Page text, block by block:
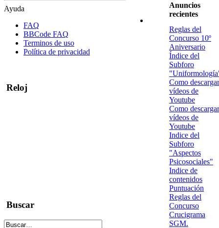
Ayuda
FAQ
BBCode FAQ
Terminos de uso
Política de privacidad
Reloj
Buscar
Anuncios
recientes
Reglas del
Concurso 10º
Aniversario
Índice del
Subforo
Como descargar
vídeos de
Youtube
Como descargar
vídeos de
Youtube
Indice del
Subforo
"Aspectos
Psicosociales"
Indice de
contenidos
Puntuación
Reglas del
Concurso
Crucigrama
SGM.